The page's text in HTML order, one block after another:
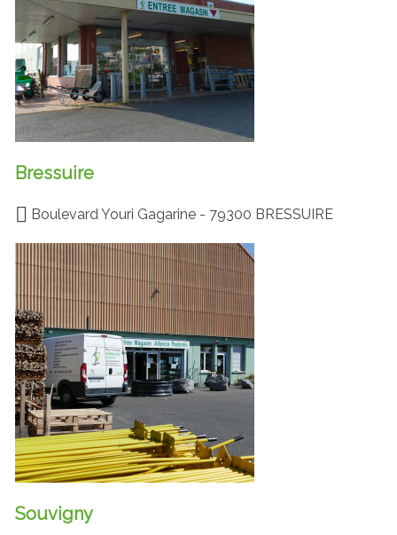
Bressuire
Boulevard Youri Gagarine - 79300 BRESSUIRE
Souvigny